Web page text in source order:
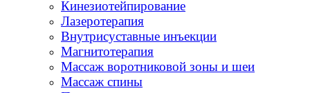
Кинезиотейпирование
Лазеротерапия
Внутрисуставные инъекции
Магнитотерапия
Массаж воротниковой зоны и шеи
Массаж спины